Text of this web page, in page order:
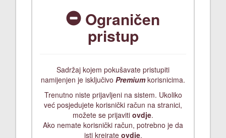
Ograničen
pristup
Sadržaj kojem pokušavate pristupiti
namijenjen je isključivo Premiumkorisnicima.
Trenutno niste prijavljeni na sistem. Ukoliko
već posjedujete korisnički račun na stranici,
možete se prijaviti ovdje.
Ako nemate korisnički račun, potrebno je da
isti kreirate ovdje.